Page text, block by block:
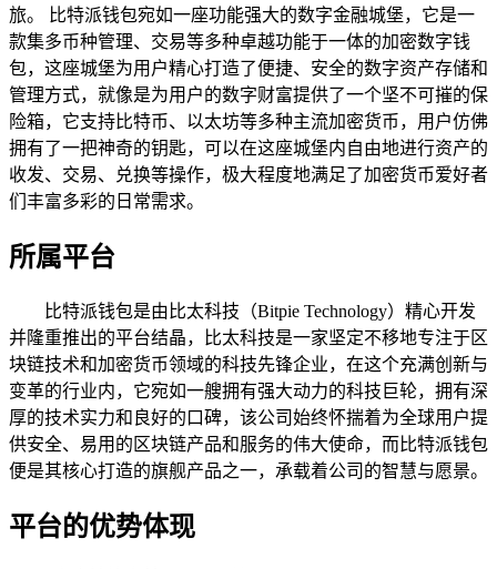
旅。 比特派钱包宛如一座功能强大的数字金融城堡，它是一
款集多币种管理、交易等多种卓越功能于一体的加密数字钱
包，这座城堡为用户精心打造了便捷、安全的数字资产存储和
管理方式，就像是为用户的数字财富提供了一个坚不可摧的保
险箱，它支持比特币、以太坊等多种主流加密货币，用户仿佛
拥有了一把神奇的钥匙，可以在这座城堡内自由地进行资产的
收发、交易、兑换等操作，极大程度地满足了加密货币爱好者
们丰富多彩的日常需求。
所属平台
比特派钱包是由比太科技（Bitpie Technology）精心开发
并隆重推出的平台结晶，比太科技是一家坚定不移地专注于区
块链技术和加密货币领域的科技先锋企业，在这个充满创新与
变革的行业内，它宛如一艘拥有强大动力的科技巨轮，拥有深
厚的技术实力和良好的口碑，该公司始终怀揣着为全球用户提
供安全、易用的区块链产品和服务的伟大使命，而比特派钱包
便是其核心打造的旗舰产品之一，承载着公司的智慧与愿景。
平台的优势体现